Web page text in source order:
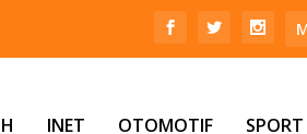
INET OTOMOTIF SPORT